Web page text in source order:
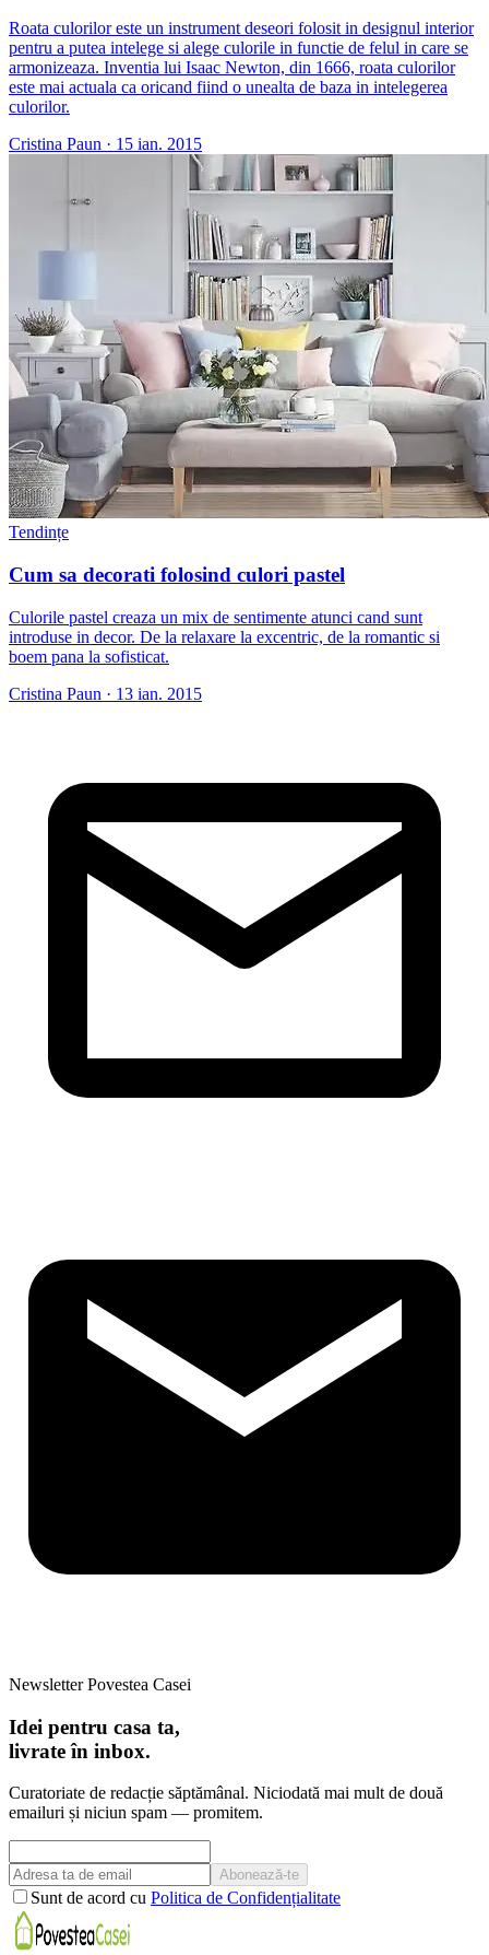
Roata culorilor este un instrument deseori folosit in designul interior
pentru a putea intelege si alege culorile in functie de felul in care se
armonizeaza. Inventia lui Isaac Newton, din 1666, roata culorilor
este mai actuala ca oricand fiind o unealta de baza in intelegerea
culorilor.
Cristina Paun · 15 ian. 2015
Tendințe
Cum sa decorati folosind culori pastel
Culorile pastel creaza un mix de sentimente atunci cand sunt
introduse in decor. De la relaxare la excentric, de la romantic si
boem pana la sofisticat.
Cristina Paun · 13 ian. 2015
Newsletter Povestea Casei
Idei pentru casa ta,
livrate în inbox.
Curatoriate de redacție săptămânal. Niciodată mai mult de două
emailuri și niciun spam — promitem.
Abonează-te
Sunt de acord cu Politica de Confidențialitate